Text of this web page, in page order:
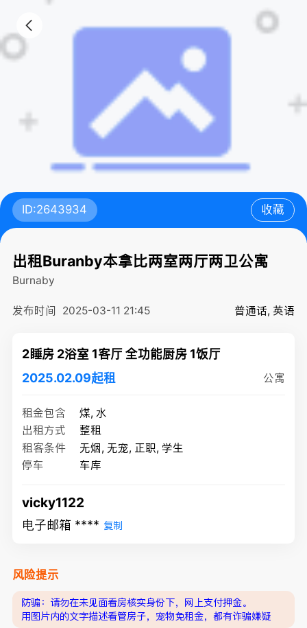
ID:2643934 收藏
出租Buranby本拿比两室两厅两卫公寓
Burnaby
发布时间 2025-03-11 21:45 普通话, 英语
2睡房 2浴室 1客厅 全功能厨房 1饭厅
2025.02.09起租
公寓
租金包含
煤, 水
出租方式
整租
租客条件
无烟, 无宠, 正职, 学生
停车
车库
vicky1122
电子邮箱 **** 复制
风险提示
防骗：请勿在未见面看房核实身份下，网上支付押金。
用图片内的文字描述看管房子，宠物免租金，都有诈骗嫌疑